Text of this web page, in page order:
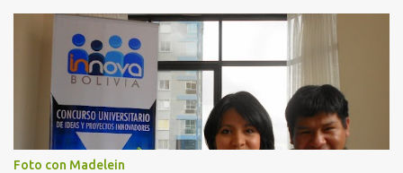
Foto con Madelein